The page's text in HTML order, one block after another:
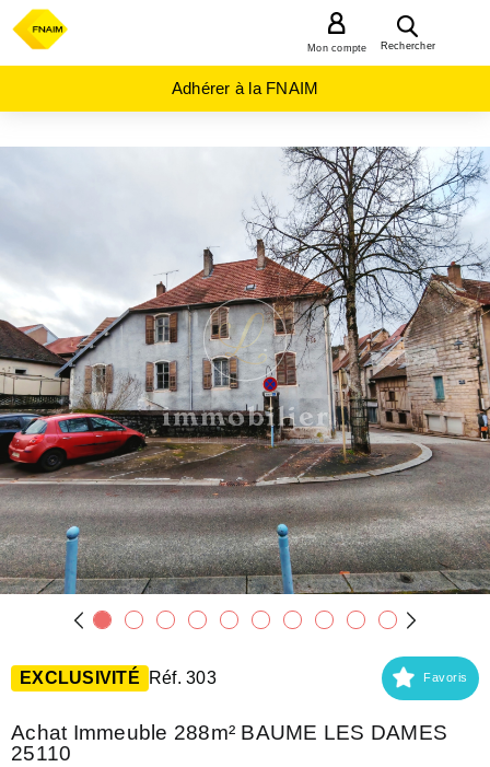
Rechercher
Mon compte
Adhérer à la FNAIM
(25)
BAUME
LES
DAMES
(25110)
EXCLUSIVITÉ Réf. 303 Favoris
Achat Immeuble 288m² BAUME LES DAMES
25110